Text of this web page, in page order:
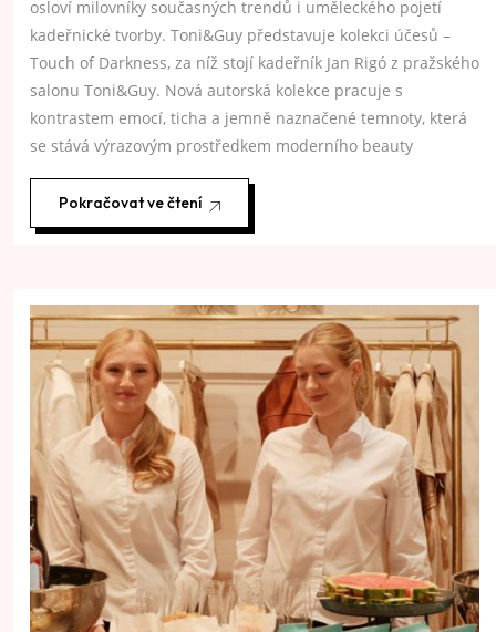
osloví milovníky současných trendů i uměleckého pojetí
kadeřnické tvorby. Toni&Guy představuje kolekci účesů –
Touch of Darkness, za níž stojí kadeřník Jan Rigó z pražského
salonu Toni&Guy. Nová autorská kolekce pracuje s
kontrastem emocí, ticha a jemně naznačené temnoty, která
se stává výrazovým prostředkem moderního beauty
Pokračovat ve čtení